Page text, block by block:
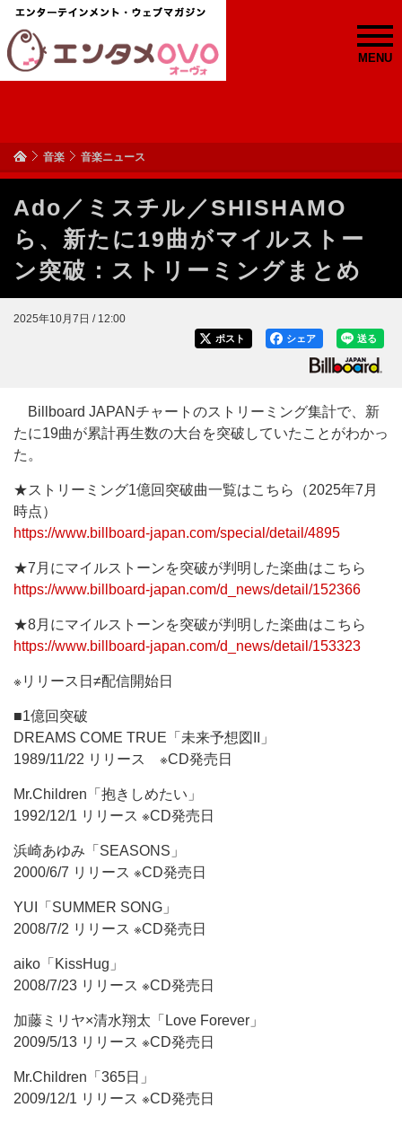
MENU
音楽 音楽ニュース
Ado／ミスチル／SHISHAMO
ら、新たに19曲がマイルストー
ン突破：ストリーミングまとめ
2025年10月7日 / 12:00
送る
シェア
ポスト
Billboard JAPANチャートのストリーミング集計で、新
たに19曲が累計再生数の大台を突破していたことがわかっ
た。
★ストリーミング1億回突破曲一覧はこちら（2025年7月
時点）
https://www.billboard-japan.com/special/detail/4895
★7月にマイルストーンを突破が判明した楽曲はこちら
https://www.billboard-japan.com/d_news/detail/152366
★8月にマイルストーンを突破が判明した楽曲はこちら
https://www.billboard-japan.com/d_news/detail/153323
※リリース日≠配信開始日
■1億回突破
DREAMS COME TRUE「未来予想図II」
1989/11/22 リリース ※CD発売日
Mr.Children「抱きしめたい」
1992/12/1 リリース ※CD発売日
浜崎あゆみ「SEASONS」
2000/6/7 リリース ※CD発売日
YUI「SUMMER SONG」
2008/7/2 リリース ※CD発売日
aiko「KissHug」
2008/7/23 リリース ※CD発売日
加藤ミリヤ×清水翔太「Love Forever」
2009/5/13 リリース ※CD発売日
Mr.Children「365日」
2009/12/1 リリース ※CD発売日